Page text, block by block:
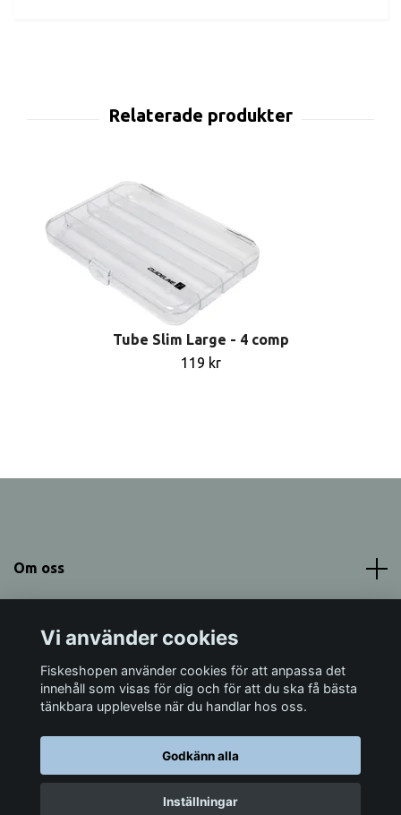
Tube Slim Large - 4 comp
119 kr
Om oss
Sociala medier
© 2026 Fiskeshopen Mörrum
Vi använder cookies
Fiskeshopen använder cookies för att anpassa det
innehåll som visas för dig och för att du ska få bästa
tänkbara upplevelse när du handlar hos oss.
Godkänn alla
Inställningar